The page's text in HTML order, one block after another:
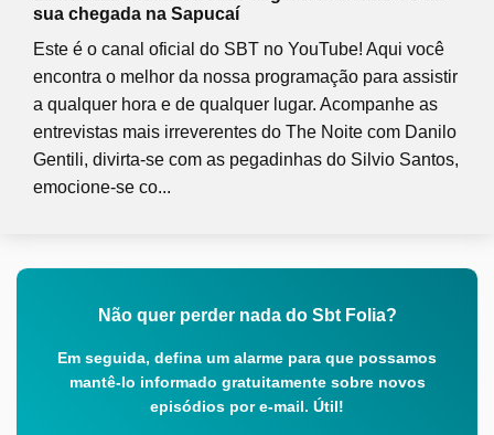
sua chegada na Sapucaí
Este é o canal oficial do SBT no YouTube! Aqui você
encontra o melhor da nossa programação para assistir
a qualquer hora e de qualquer lugar. Acompanhe as
entrevistas mais irreverentes do The Noite com Danilo
Gentili, divirta-se com as pegadinhas do Silvio Santos,
emocione-se co...
Não quer perder nada do Sbt Folia?
Em seguida, defina um alarme para que possamos
mantê-lo informado gratuitamente sobre novos
episódios por e-mail. Útil!